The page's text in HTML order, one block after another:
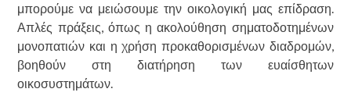
μπορούμε να μειώσουμε την οικολογική μας επίδραση.
Απλές πράξεις, όπως η ακολούθηση σηματοδοτημένων
μονοπατιών και η χρήση προκαθορισμένων διαδρομών,
βοηθούν στη διατήρηση των ευαίσθητων
οικοσυστημάτων.